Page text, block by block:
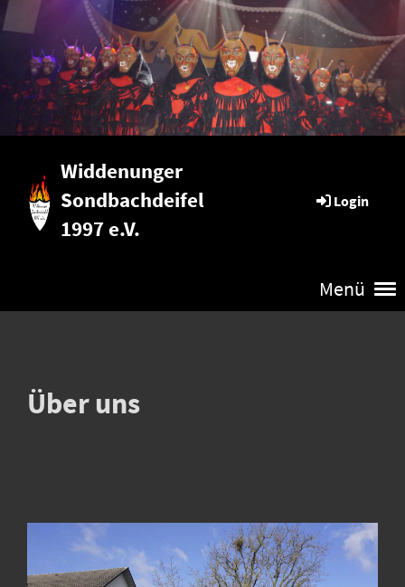
Widdenunger
Sondbachdeifel
1997 e.V.
Login
Menü
Über uns